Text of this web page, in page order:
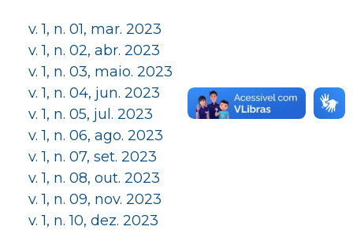
v. 1, n. 01, mar. 2023
v. 1, n. 02, abr. 2023
v. 1, n. 03, maio. 2023
v. 1, n. 04, jun. 2023
v. 1, n. 05, jul. 2023
v. 1, n. 06, ago. 2023
v. 1, n. 07, set. 2023
v. 1, n. 08, out. 2023
v. 1, n. 09, nov. 2023
v. 1, n. 10, dez. 2023